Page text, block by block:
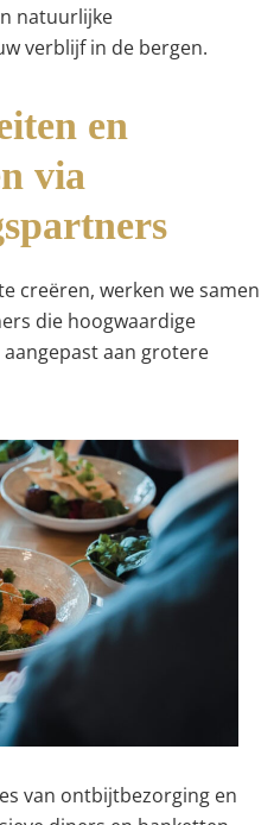
natuurlijke
verblijf in de bergen.
en
via
creëren, werken we samen
die hoogwaardige
aan grotere
van ontbijtbezorging en